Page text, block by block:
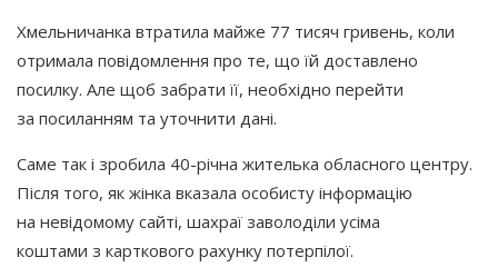
Хмельничанка втратила майже 77 тисяч гривень, коли
отримала повідомлення про те, що їй доставлено
посилку. Але щоб забрати її, необхідно перейти
за посиланням та уточнити дані.
Саме так і зробила 40-річна жителька обласного центру.
Після того, як жінка вказала особисту інформацію
на невідомому сайті, шахраї заволоділи усіма
коштами з карткового рахунку потерпілої.